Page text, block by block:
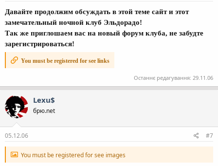
Давайте продолжим обсуждать в этой теме сайт и этот
замечательный ночной клуб Эльдорадо!
Так же приглошаем вас на новый форум клуба, не забудте
зарегистрироваться!
You must be registered for see links
Останнє редагування: 29.11.06
Lexu$
брю.net
05.12.06 #7
You must be registered for see images